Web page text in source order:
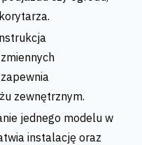
zewnętrznym.
jednego modelu w
instalację oraz